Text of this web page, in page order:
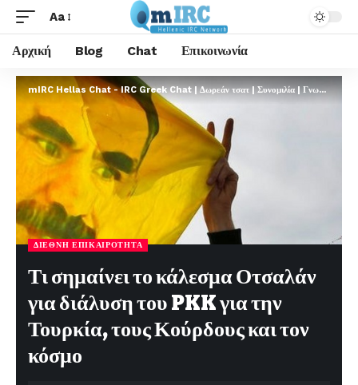
Aa
Αρχική Blog Chat Επικοινωνία
mIRC Hellas Chat - IRC Greek Chat | Δωρεάν τσατ | Συνομιλία | Γνωριμίες | FREE
ΔΙΕΘΝΉ ΕΠΙΚΑΙΡΌΤΗΤΑ
Τι σημαίνει το κάλεσμα Οτσαλάν
για διάλυση του PKK για την
Τουρκία, τους Κούρδους και τον
κόσμο